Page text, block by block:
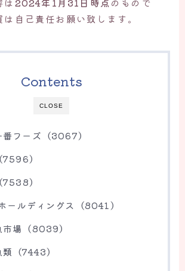
自己責任お願い致します。
CLOSE
Contents
番フーズ（3067）
）
）
ールディングス（8041）
市場（8039）
（7443）